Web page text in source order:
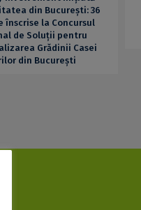
din București: 36
înscrise la Concursul
de Soluții pentru
Grădinii Casei
din București